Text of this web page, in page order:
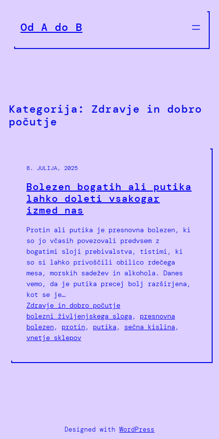
vsebinoOd A do B
Kategorija: Zdravje in dobro
počutje
8. JULIJA, 2025
Bolezen bogatih ali putika
lahko doleti vsakogar
izmed nas
Protin ali putika je presnovna bolezen, ki
so jo včasih povezovali predvsem z
bogatimi sloji prebivalstva, tistimi, ki
so si lahko privoščili obilico rdečega
mesa, morskih sadežev in alkohola. Danes
vemo, da je putika precej bolj razširjena,
kot se je…
Zdravje in dobro počutje
bolezni življenjskega sloga , presnovna
bolezen, protin, putika , sečna kislina
vnetje sklepov
Designed with WordPress